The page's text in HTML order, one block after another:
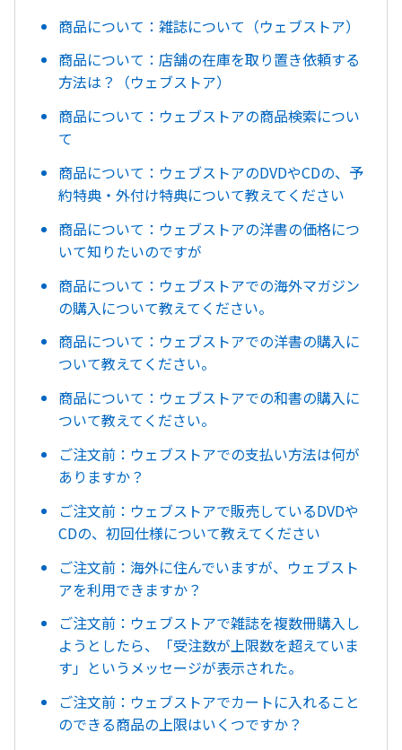
商品について：雑誌について（ウェブストア）
商品について：店舗の在庫を取り置き依頼する
方法は？（ウェブストア）
商品について：ウェブストアの商品検索につい
て
商品について：ウェブストアのDVDやCDの、予
約特典・外付け特典について教えてください
商品について：ウェブストアの洋書の価格につ
いて知りたいのですが
商品について：ウェブストアでの海外マガジン
の購入について教えてください。
商品について：ウェブストアでの洋書の購入に
ついて教えてください。
商品について：ウェブストアでの和書の購入に
ついて教えてください。
ご注文前：ウェブストアでの支払い方法は何が
ありますか？
ご注文前：ウェブストアで販売しているDVDや
CDの、初回仕様について教えてください
ご注文前：海外に住んでいますが、ウェブスト
アを利用できますか？
ご注文前：ウェブストアで雑誌を複数冊購入し
ようとしたら、「受注数が上限数を超えていま
す」というメッセージが表示された。
ご注文前：ウェブストアでカートに入れること
のできる商品の上限はいくつですか？